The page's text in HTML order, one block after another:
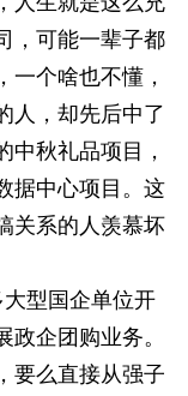
，可能一辈子都
一个啥也不懂，
人，却先后中了
中秋礼品项目，
据中心项目。这
关系的人羡慕坏
型国企单位开
企团购业务。
要么直接从强子